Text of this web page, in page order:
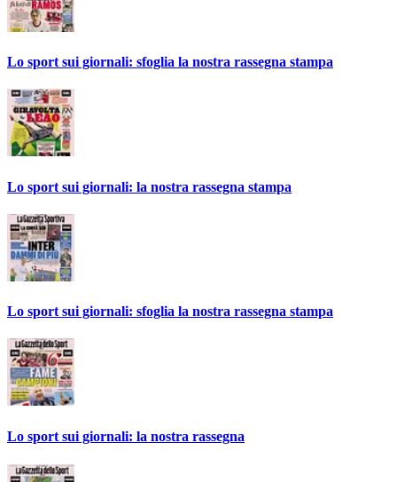
Lo sport sui giornali: sfoglia la nostra rassegna stampa
Lo sport sui giornali: la nostra rassegna stampa
Lo sport sui giornali: sfoglia la nostra rassegna stampa
Lo sport sui giornali: la nostra rassegna